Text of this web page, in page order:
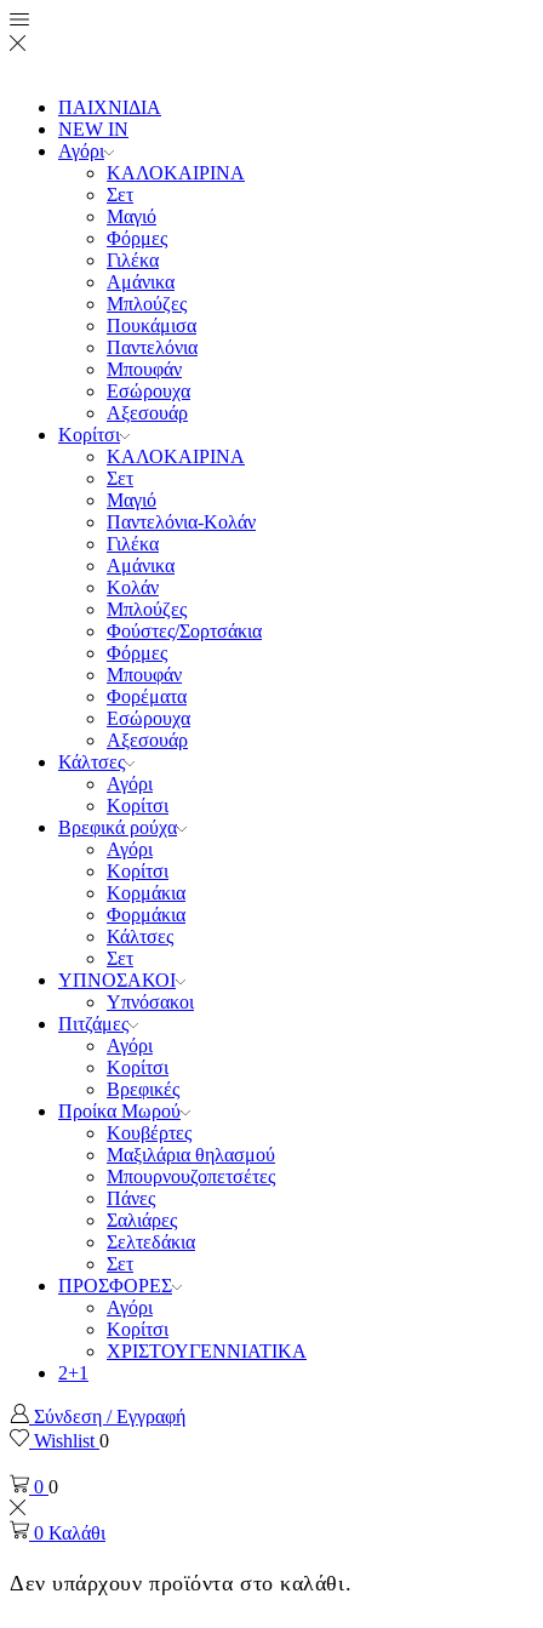
ΠΑΙΧΝΙΔΙΑ
NEW IN
Αγόρι
ΚΑΛΟΚΑΙΡΙΝΑ
Σετ
Μαγιό
Φόρμες
Γιλέκα
Αμάνικα
Μπλούζες
Πουκάμισα
Παντελόνια
Μπουφάν
Εσώρουχα
Αξεσουάρ
Κορίτσι
ΚΑΛΟΚΑΙΡΙΝΑ
Σετ
Μαγιό
Παντελόνια-Κολάν
Γιλέκα
Αμάνικα
Κολάν
Μπλούζες
Φούστες/Σορτσάκια
Φόρμες
Μπουφάν
Φορέματα
Εσώρουχα
Αξεσουάρ
Κάλτσες
Αγόρι
Κορίτσι
Βρεφικά ρούχα
Αγόρι
Κορίτσι
Κορμάκια
Φορμάκια
Κάλτσες
Σετ
ΥΠΝΟΣΑΚΟΙ
Υπνόσακοι
Πιτζάμες
Αγόρι
Κορίτσι
Βρεφικές
Προίκα Μωρού
Κουβέρτες
Μαξιλάρια θηλασμού
Μπουρνουζοπετσέτες
Πάνες
Σαλιάρες
Σελτεδάκια
Σετ
ΠΡΟΣΦΟΡΕΣ
Αγόρι
Κορίτσι
ΧΡΙΣΤΟΥΓΕΝΝΙΑΤΙΚΑ
2+1
Σύνδεση / Εγγραφή
Wishlist 0
0 0
0 Καλάθι
Δεν υπάρχουν προϊόντα στο καλάθι.